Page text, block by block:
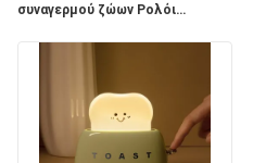
συναγερμού ζώων Ρολόι